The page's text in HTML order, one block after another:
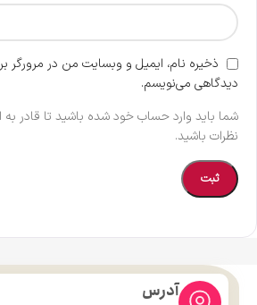
ذخیره نام، ایمیل و وبسایت من در مرورگر
دیدگاهی می‌نویسم.
شما باید وارد حساب خود شده باشید تا قادر به
نظرات باشید.
آدرس